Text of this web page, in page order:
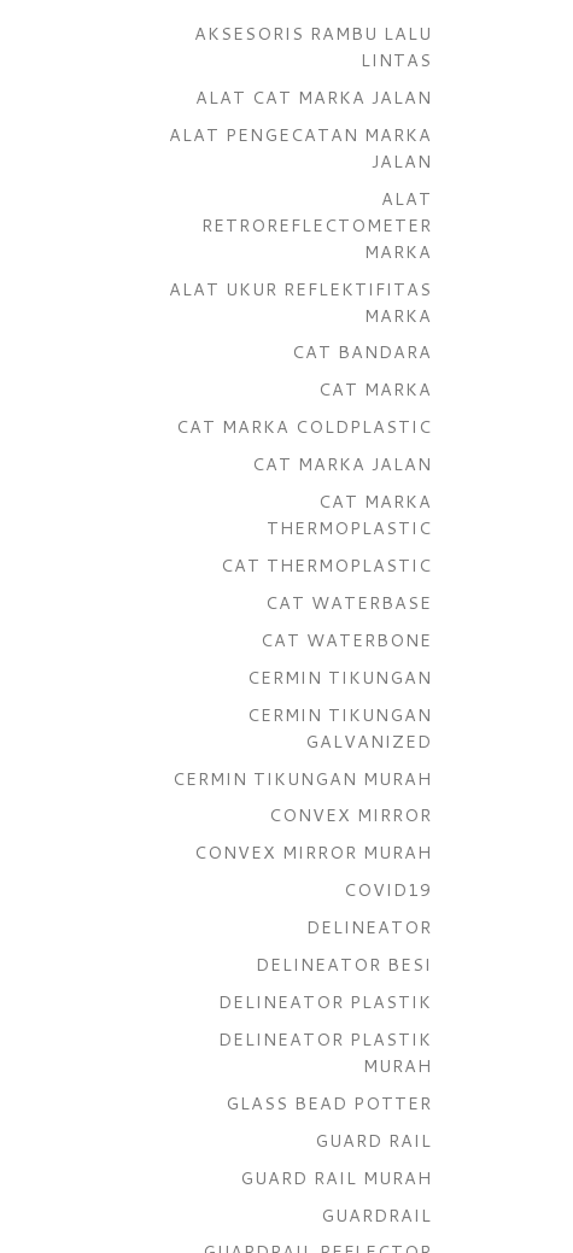
AKSESORIS RAMBU LALU
LINTAS
ALAT CAT MARKA JALAN
ALAT PENGECATAN MARKA
JALAN
ALAT
RETROREFLECTOMETER
MARKA
ALAT UKUR REFLEKTIFITAS
MARKA
CAT BANDARA
CAT MARKA
CAT MARKA COLDPLASTIC
CAT MARKA JALAN
CAT MARKA
THERMOPLASTIC
CAT THERMOPLASTIC
CAT WATERBASE
CAT WATERBONE
CERMIN TIKUNGAN
CERMIN TIKUNGAN
GALVANIZED
CERMIN TIKUNGAN MURAH
CONVEX MIRROR
CONVEX MIRROR MURAH
COVID19
DELINEATOR
DELINEATOR BESI
DELINEATOR PLASTIK
DELINEATOR PLASTIK
MURAH
GLASS BEAD POTTER
GUARD RAIL
GUARD RAIL MURAH
GUARDRAIL